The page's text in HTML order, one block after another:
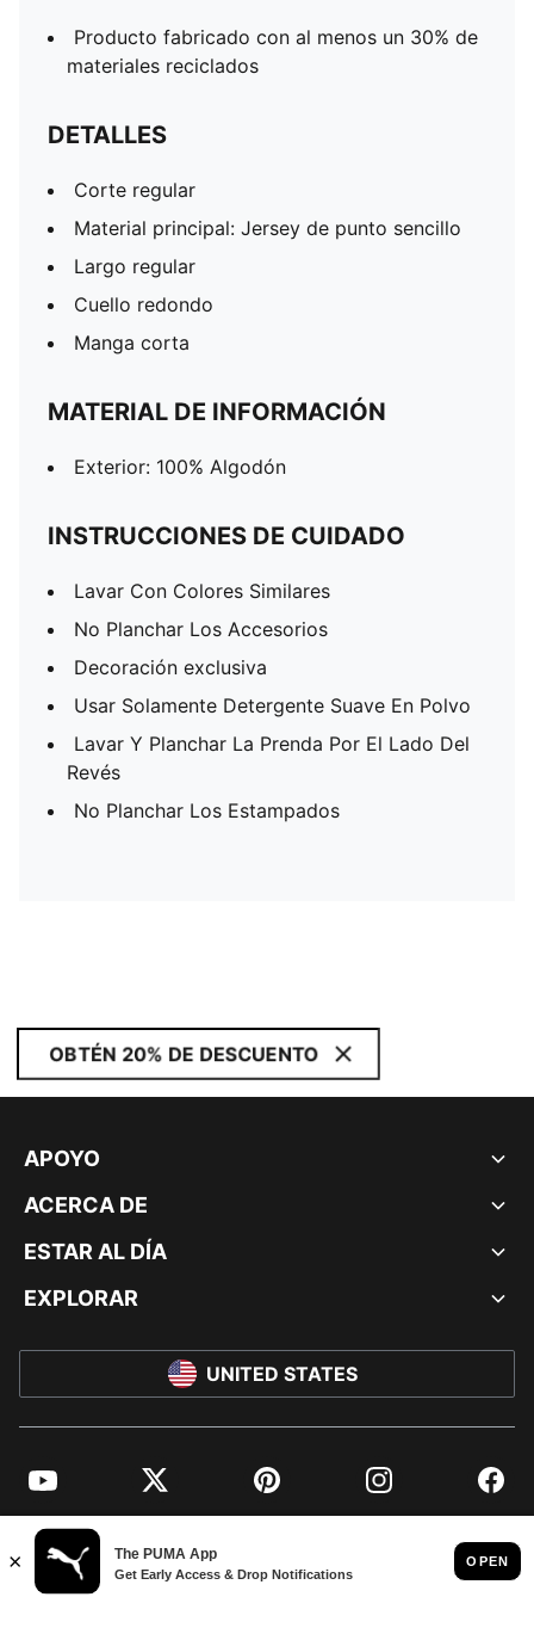
Producto fabricado con al menos un 30% de
materiales reciclados
DETALLES
Corte regular
Material principal: Jersey de punto sencillo
Largo regular
Cuello redondo
Manga corta
MATERIAL DE INFORMACIÓN
Exterior: 100% Algodón
INSTRUCCIONES DE CUIDADO
Lavar Con Colores Similares
No Planchar Los Accesorios
Decoración exclusiva
Usar Solamente Detergente Suave En Polvo
Lavar Y Planchar La Prenda Por El Lado Del
Revés
No Planchar Los Estampados
OBTÉN 20% DE DESCUENTO
APOYO
ACERCA DE
ESTAR AL DÍA
EXPLORAR
UNITED STATES
YouTube Twitter Pinterest Instagram
© PUMA NORTH AMERICA, INC.
IMPRINT AND LEGAL DATA